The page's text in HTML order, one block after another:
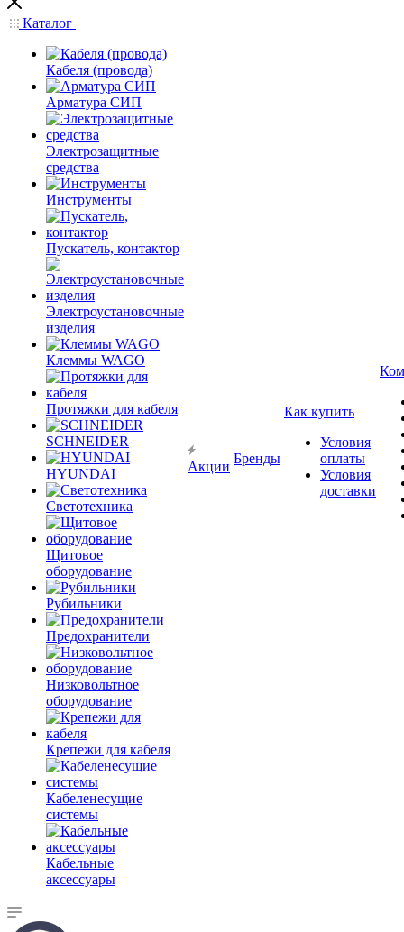
Каталог
Кабеля (провода)
Арматура СИП
Электрозащитные
средства
Инструменты
Пускатель, контактор
Электроустановочные
изделия
Клеммы WAGO
Протяжки для кабеля
SCHNEIDER
HYUNDAI
Светотехника
Щитовое
оборудование
Рубильники
Предохранители
Низковольтное
оборудование
Крепежи для кабеля
Кабеленесущие
системы
Кабельные
аксессуары
Акции
Бренды
Как купить
Условия
оплаты
Условия
доставки